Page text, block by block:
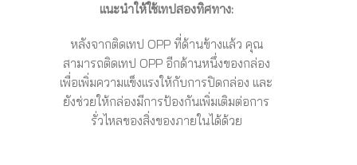
แนะนำให้ใช้เทปสองทิศทาง:
หลังจากติดเทป OPP ที่ด้านข้างแล้ว คุณ
สามารถติดเทป OPP อีกด้านหนึ่งของกล่อง
เพื่อเพิ่มความแข็งแรงให้กับการปิดกล่อง และ
ยังช่วยให้กล่องมีการป้องกันเพิ่มเติมต่อการ
รั่วไหลของสิ่งของภายในได้ด้วย